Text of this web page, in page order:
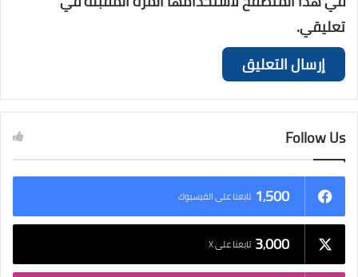
تعليقي.
Follow Us
1٬500 تابعنا على الفيسبوك
3٬000 تابعنا على X